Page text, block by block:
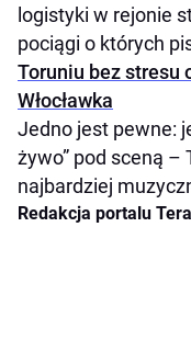
logistyki w rejonie
pociągi o których
Toruniu bez stresu
Włocławka
Jedno jest pewne:
żywo” pod sceną –
najbardziej
Redakcja portalu